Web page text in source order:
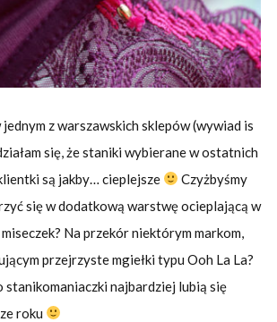
z warszawskich sklepów (wywiad is
się, że staniki wybierane w ostatnich
są jakby… cieplejsze
Czyżbyśmy
się w dodatkową warstwę ocieplającą w
Na przekór niektórym markom,
przejrzyste mgiełki typu Ooh La La?
stanikomaniaczki najbardziej lubią się
roku